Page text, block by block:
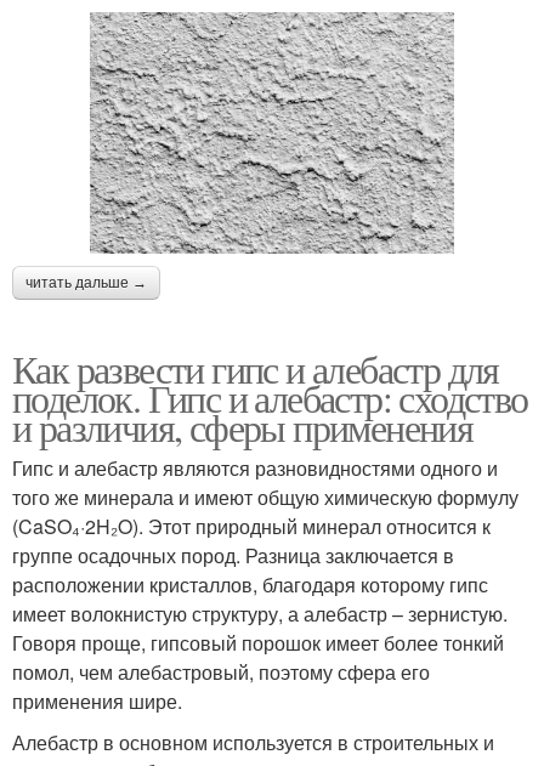
читать дальше →
Как развести гипс и алебастр для
поделок. Гипс и алебастр: сходство
и различия, сферы применения
Гипс и алебастр являются разновидностями одного и
того же минерала и имеют общую химическую формулу
(CaSO₄·2H₂O). Этот природный минерал относится к
группе осадочных пород. Разница заключается в
расположении кристаллов, благодаря которому гипс
имеет волокнистую структуру, а алебастр – зернистую.
Говоря проще, гипсовый порошок имеет более тонкий
помол, чем алебастровый, поэтому сфера его
применения шире.
Алебастр в основном используется в строительных и